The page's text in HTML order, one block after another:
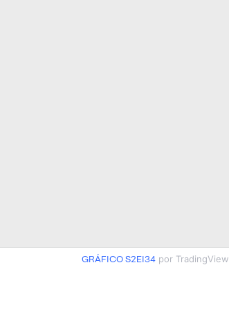
GRÁFICO S2EI34por TradingView